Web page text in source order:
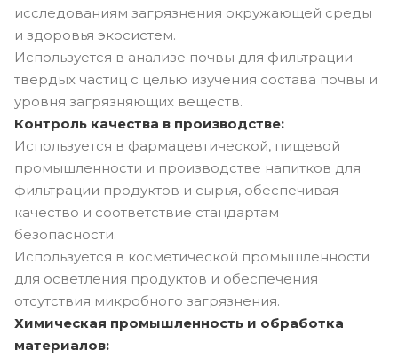
исследованиям загрязнения окружающей среды
и здоровья экосистем.
Используется в анализе почвы для фильтрации
твердых частиц с целью изучения состава почвы и
уровня загрязняющих веществ.
Контроль качества в производстве:
Используется в фармацевтической, пищевой
промышленности и производстве напитков для
фильтрации продуктов и сырья, обеспечивая
качество и соответствие стандартам
безопасности.
Используется в косметической промышленности
для осветления продуктов и обеспечения
отсутствия микробного загрязнения.
Химическая промышленность и обработка
материалов: